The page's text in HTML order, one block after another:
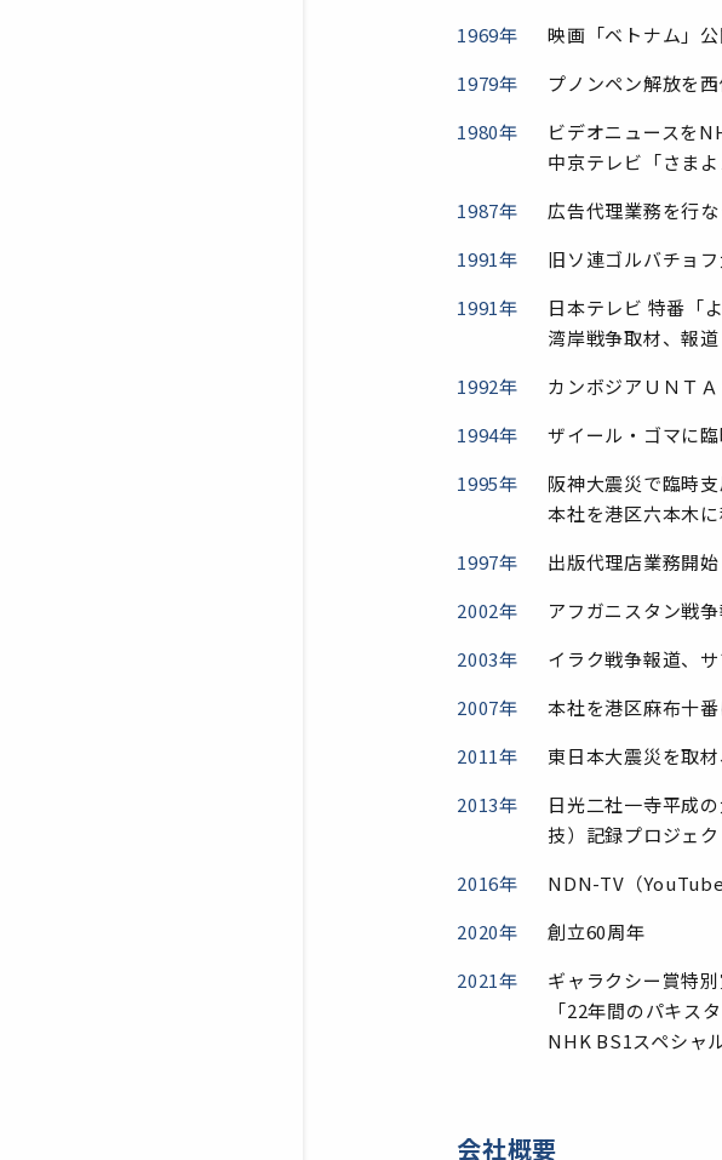
1969年
映画「ベトナム」
1979年
プノンペン解放を
1980年
ビデオニュースを
中京テレビ「さま
1987年
広告代理業務を行
1991年
旧ソ連ゴルバチョフ
1991年
日本テレビ 特番「
湾岸戦争取材、報道
1992年
カンボジアＵＮＴ
1994年
ザイール・ゴマに
1995年
阪神大震災で臨時
本社を港区六本木
1997年
出版代理店業務開
2002年
アフガニスタン戦
2003年
イラク戦争報道、
2007年
本社を港区麻布十
2011年
東日本大震災を取
2013年
日光二社一寺平成
技）記録プロジェ
2016年
NDN-TV（
2020年
創立60周年
2021年
ギャラクシー賞特
「22年間のパキス
NHK BS1スペシャ
会社概要